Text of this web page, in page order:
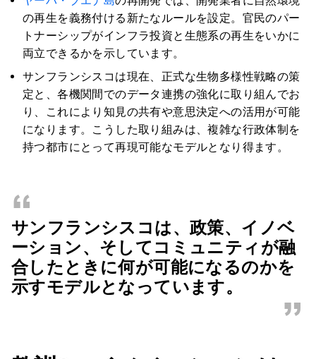
の再生を義務付ける新たなルールを設定。官民のパー
トナーシップがインフラ投資と生態系の再生をいかに
両立できるかを示しています。
サンフランシスコは現在、正式な生物多様性戦略の策
定と、各機関間でのデータ連携の強化に取り組んでお
り、これにより知見の共有や意思決定への活用が可能
になります。こうした取り組みは、複雑な行政体制を
持つ都市にとって再現可能なモデルとなり得ます。
“
サンフランシスコは、政策、イノベ
ーション、そしてコミュニティが融
合したときに何が可能になるのかを
示すモデルとなっています。
”